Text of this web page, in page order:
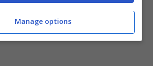
Manage options